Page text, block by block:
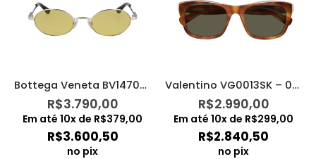
Bottega Veneta BV1470S – 003
R$3.790,00
Em até 10x de R$379,00
R$3.600,50
no pix
Valentino VG0013SK – 002
R$2.990,00
Em até 10x de R$299,00
R$2.840,50
no pix